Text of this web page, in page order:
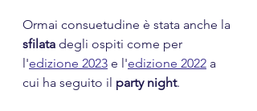
Ormai consuetudine è stata anche la
sfilata degli ospiti come per
l'edizione 2023 e l'edizione 2022 a
cui ha seguito il party night.